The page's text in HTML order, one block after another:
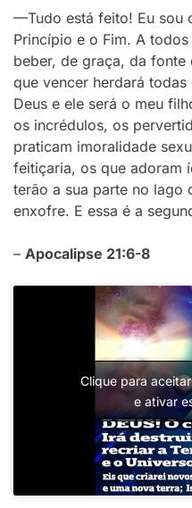
—Tudo está feito! Eu sou
Princípio e o Fim. A
beber, de graça, da fonte
que vencer herdará
Deus e ele será o meu
os incrédulos, os
praticam imoralidade
feitiçaria, os que adoram
terão a sua parte no lago
enxofre. E essa é a
– Apocalipse 21:6-8
Clique para
e ativar